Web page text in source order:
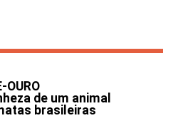
OURO
de um animal
brasileiras